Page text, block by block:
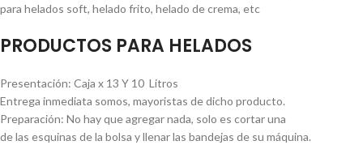
para helados soft, helado frito, helado de crema, etc
PRODUCTOS PARA HELADOS
Presentación: Caja x 13 Y 10 Litros
Entrega inmediata somos, mayoristas de dicho producto.
Preparación: No hay que agregar nada, solo es cortar una
de las esquinas de la bolsa y llenar las bandejas de su máquina.